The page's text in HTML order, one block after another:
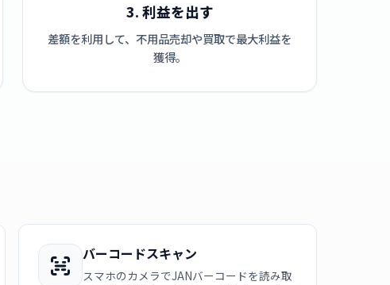
3. 利益を出す
差額を利用して、不用品売却や買取で最大利益を
獲得。
バーコードスキャン
スマホのカメラでJANバーコードを読み取